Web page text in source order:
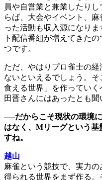
員や自営業と兼業したり
らば、大会やイベント、
った活動も収入源になり
ト配信番組が増えてきた
つです。
ただ、やはりプロ雀士の
ないといえるでしょう。
食える世界」を作ってい
田晋さんにはあったとも聞
──だからこそ現状の環境
はなく、Mリーグという
すね。
越山
麻雀という競技で、実力
得られる世界をまず作る